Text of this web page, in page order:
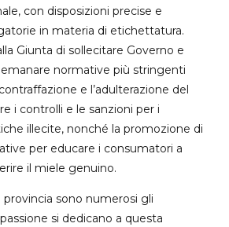
con disposizioni precise e
in materia di etichettatura.
Giunta di sollecitare Governo e
normative più stringenti
e l’adulterazione del
i controlli e le sanzioni per i
illecite, nonché la promozione di
per educare i consumatori a
il miele genuino.
sono numerosi gli
si dedicano a questa